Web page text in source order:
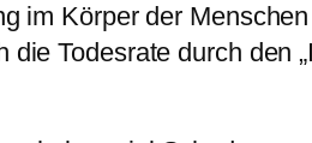
im Körper der
die Todesrate durch den